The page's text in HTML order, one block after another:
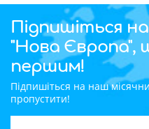
Підпишіться
"Нова Європа",
першим!
Підпишіться на наш
пропустити!